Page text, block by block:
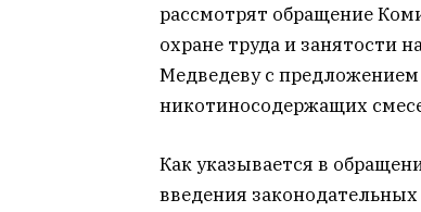
рассмотрят обращение
охране труда и занятости
Медведеву с
никотиносодержащих
Как указывается в
введения